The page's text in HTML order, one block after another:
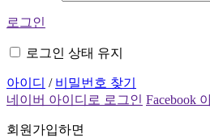
로그인
로그인 상태 유지
아이디 / 비밀번호 찾기
네이버 아이디로 로그인 Facebook
회원가입하면